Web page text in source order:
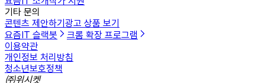
기타 문의
콘텐츠 제안하기광고 상품 보기
요즘IT 슬랙봇
크롬 확장 프로그램
이용약관
개인정보 처리방침
청소년보호정책
㈜위시켓